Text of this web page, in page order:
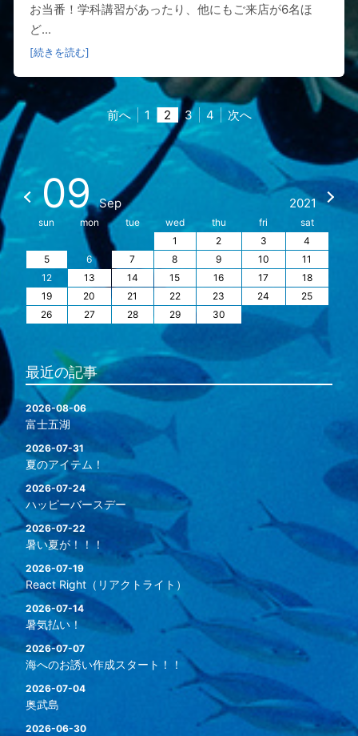
お当番！学科講習があったり、他にもご来店が6名ほ
ど...
[続きを読む]
前へ 1 2 3 4 次へ
09 Sep 2021
sun mon tue wed thu fri
sat
1
2 3
4
5
6 7 8 9 10
11
12
13 14 15 16 17
18
19
20 21 22 23 24
25
26
27 28 29 30
最近の記事
2026-08-06
富士五湖
2026-07-31
夏のアイテム！
2026-07-24
ハッピーバースデー
2026-07-22
暑い夏が！！！
2026-07-19
React Right（リアクトライト）
2026-07-14
暑気払い！
2026-07-07
海へのお誘い作成スタート！！
2026-07-04
奥武島
2026-06-30